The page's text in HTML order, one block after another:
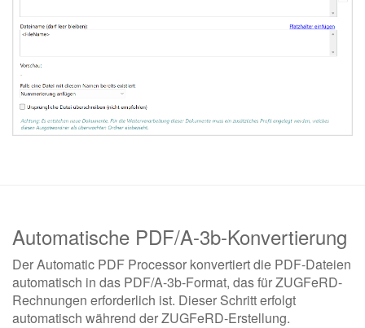
Automatische PDF/A-3b-Konvertierung
Der Automatic PDF Processor konvertiert die PDF-Dateien
automatisch in das PDF/A-3b-Format, das für ZUGFeRD-
Rechnungen erforderlich ist. Dieser Schritt erfolgt
automatisch während der ZUGFeRD-Erstellung.